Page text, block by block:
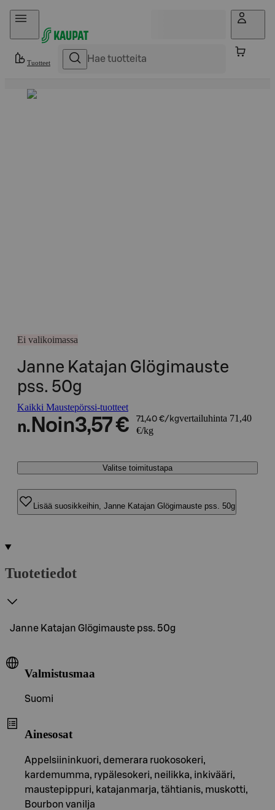
Hyppää sisältöön
Tuotteet
Ei valikoimassa
Janne Katajan Glögimauste
pss. 50g
Kaikki Maustepörssi-tuotteet
n. Noin3,57 € 71,40 €/kgvertailuhinta 71,40
€/kg
Valitse toimitustapa
Lisää suosikkeihin, Janne Katajan Glögimauste pss. 50g
Tuotetiedot
Janne Katajan Glögimauste pss. 50g
Valmistusmaa
Suomi
Ainesosat
Appelsiininkuori, demerara ruokosokeri,
kardemumma, rypälesokeri, neilikka, inkivääri,
maustepippuri, katajanmarja, tähtianis, muskotti,
Bourbon vanilja